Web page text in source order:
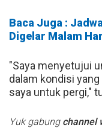
Baca Juga :
Digelar Malam
"Saya menyetujui
dalam kondisi
saya untuk pergi,"
Yuk gabung channel